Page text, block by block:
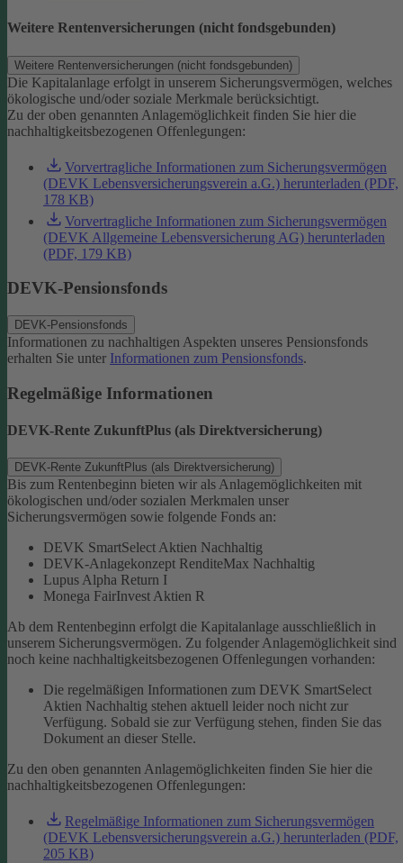
Weitere Rentenversicherungen (nicht fondsgebunden)
Weitere Rentenversicherungen (nicht fondsgebunden)
Die Kapitalanlage erfolgt in unserem Sicherungsvermögen, welches
ökologische und/oder soziale Merkmale berücksichtigt.
Zu der oben genannten Anlagemöglichkeit finden Sie hier die
nachhaltigkeitsbezogenen Offenlegungen:
Vorvertragliche Informationen zum Sicherungsvermögen
(DEVK Lebensversicherungsverein a.G.) herunterladen (PDF,
178 KB)
Vorvertragliche Informationen zum Sicherungsvermögen
(DEVK Allgemeine Lebensversicherung AG) herunterladen
(PDF, 179 KB)
DEVK-Pensionsfonds
DEVK-Pensionsfonds
Informationen zu nachhaltigen Aspekten unseres Pensionsfonds
erhalten Sie unter Informationen zum Pensionsfonds.
Regelmäßige Informationen
DEVK-Rente ZukunftPlus (als Direktversicherung)
DEVK-Rente ZukunftPlus (als Direktversicherung)
Bis zum Rentenbeginn bieten wir als Anlagemöglichkeiten mit
ökologischen und/oder sozialen Merkmalen unser
Sicherungsvermögen sowie folgende Fonds an:
DEVK SmartSelect Aktien Nachhaltig
DEVK-Anlagekonzept RenditeMax Nachhaltig
Lupus Alpha Return I
Monega FairInvest Aktien R
Ab dem Rentenbeginn erfolgt die Kapitalanlage ausschließlich in
unserem Sicherungsvermögen. Zu folgender Anlagemöglichkeit sind
noch keine nachhaltigkeitsbezogenen Offenlegungen vorhanden:
Die regelmäßigen Informationen zum DEVK SmartSelect
Aktien Nachhaltig stehen aktuell leider noch nicht zur
Verfügung. Sobald sie zur Verfügung stehen, finden Sie das
Dokument an dieser Stelle.
Zu den oben genannten Anlagemöglichkeiten finden Sie hier die
nachhaltigkeitsbezogenen Offenlegungen:
Regelmäßige Informationen zum Sicherungsvermögen
(DEVK Lebensversicherungsverein a.G.) herunterladen (PDF,
205 KB)